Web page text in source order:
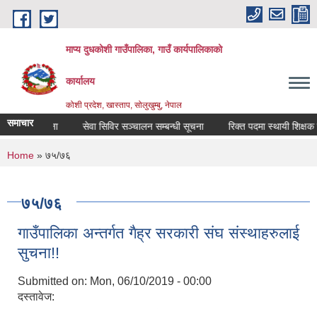
Skip to main content
माप्य दुधकोशी गाउँपालिका, गाउँ कार्यपालिकाको
कार्यालय
कोशी प्रदेश, खास्ताप, सोलुखुम्बु, नेपाल
समाचारसूचना सेवा सिविर सञ्चालन सम्बन्धी सूचना
You are here
Home » ७५/७६
७५/७६
गाउँपालिका अन्तर्गत गैह्र सरकारी संघ संस्थाहरुलाई
सुचना!!
Submitted on: Mon, 06/10/2019 - 00:00
दस्तावेज: